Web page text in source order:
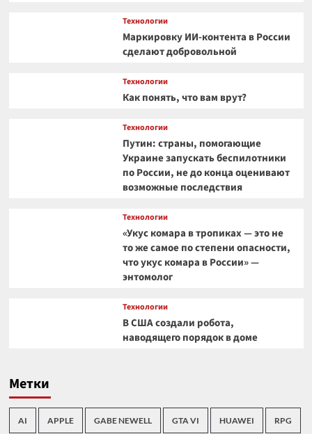
Технологии
Маркировку ИИ-контента в России
сделают добровольной
Технологии
Как понять, что вам врут?
Технологии
Путин: страны, помогающие
Украине запускать беспилотники
по России, не до конца оценивают
возможные последствия
Технологии
«Укус комара в тропиках — это не
то же самое по степени опасности,
что укус комара в России» —
энтомолог
Технологии
В США создали робота,
наводящего порядок в доме
Метки
AI APPLE GABE NEWELL GTA VI HUAWEI RPG